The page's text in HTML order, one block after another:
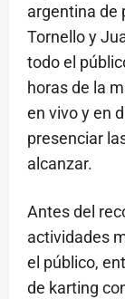
argentina de
Tornello y
todo el
horas de la
en vivo y en
presenciar
alcanzar.
Antes del
actividades
el público,
de karting